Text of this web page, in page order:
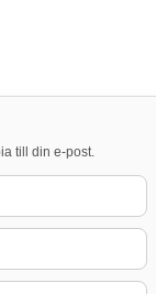
till din e-post.